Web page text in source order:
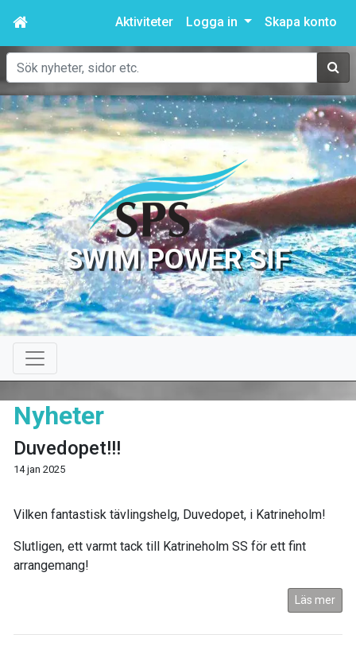
Aktiviteter Logga in Skapa konto
Sök
SWIM POWER SIF
Nyheter
Duvedopet!!!
14 jan 2025
Vilken fantastisk tävlingshelg, Duvedopet, i Katrineholm!
Slutligen, ett varmt tack till Katrineholm SS för ett fint
arrangemang!
Läs mer